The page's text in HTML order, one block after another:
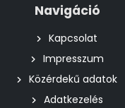
Navigáció
Kapcsolat
Impresszum
Közérdekű adatok
Adatkezelés